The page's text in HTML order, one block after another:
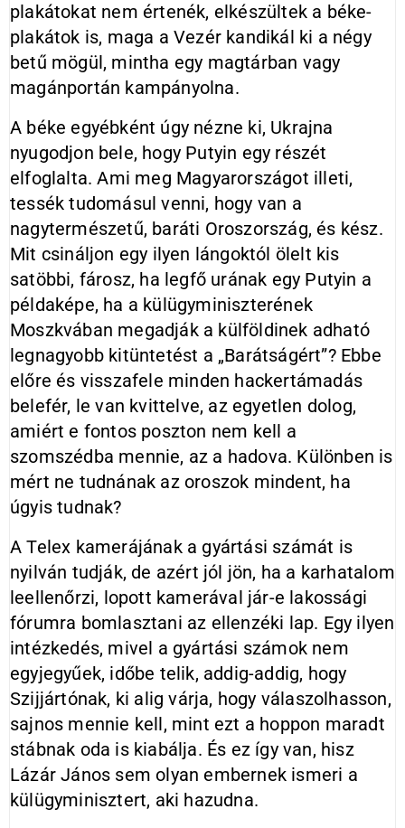
plakátokat nem értenék, elkészültek a béke-
plakátok is, maga a Vezér kandikál ki a négy
betű mögül, mintha egy magtárban vagy
magánportán kampányolna.
A béke egyébként úgy nézne ki, Ukrajna
nyugodjon bele, hogy Putyin egy részét
elfoglalta. Ami meg Magyarországot illeti,
tessék tudomásul venni, hogy van a
nagytermészetű, baráti Oroszország, és kész.
Mit csináljon egy ilyen lángoktól ölelt kis
satöbbi, fárosz, ha legfő urának egy Putyin a
példaképe, ha a külügyminiszterének
Moszkvában megadják a külföldinek adható
legnagyobb kitüntetést a „Barátságért”? Ebbe
előre és visszafele minden hackertámadás
belefér, le van kvittelve, az egyetlen dolog,
amiért e fontos poszton nem kell a
szomszédba mennie, az a hadova. Különben is
mért ne tudnának az oroszok mindent, ha
úgyis tudnak?
A Telex kamerájának a gyártási számát is
nyilván tudják, de azért jól jön, ha a karhatalom
leellenőrzi, lopott kamerával jár-e lakossági
fórumra bomlasztani az ellenzéki lap. Egy ilyen
intézkedés, mivel a gyártási számok nem
egyjegyűek, időbe telik, addig-addig, hogy
Szijjártónak, ki alig várja, hogy válaszolhasson,
sajnos mennie kell, mint ezt a hoppon maradt
stábnak oda is kiabálja. És ez így van, hisz
Lázár János sem olyan embernek ismeri a
külügyminisztert, aki hazudna.